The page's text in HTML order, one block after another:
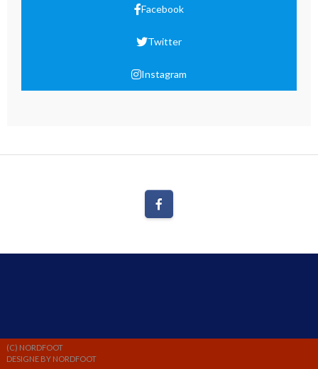
Facebook
Twitter
Instagram
(C) NORDFOOT
DESIGNE BY NORDFOOT